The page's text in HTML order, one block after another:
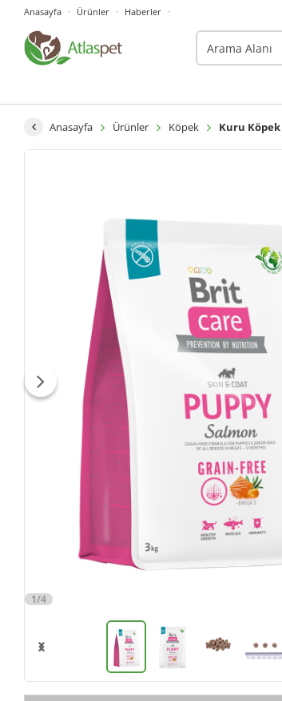
Anasayfa Ürünler Haberler
Anasayfa Ürünler Köpek Kuru Köpek
1/4